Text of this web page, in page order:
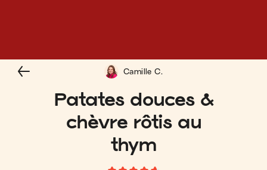
Patates douces &
chèvre rôtis au
thym
Camille C.